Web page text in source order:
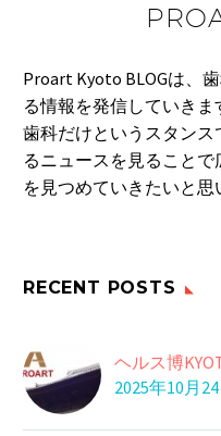
Proart Kyoto BLOGは、
る情報を発信していきま
歯科だけというスタン
るニュースを見ること
を見つめていきたいと思
RECENT POSTS
ヘルス博
2025年10月